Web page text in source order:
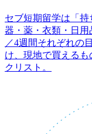
セブ短期留学は「
器・薬・衣類・日用
／4週間それぞれの
け、現地で買える
クリスト。